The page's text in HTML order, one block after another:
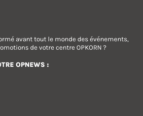
avant tout le monde des événements,
de votre centre OPKORN ?
OPNEWS :